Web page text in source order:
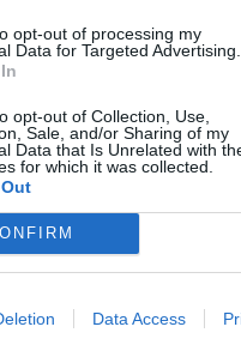
opt-out of processing my
Data for Targeted Advertising.
opt-out of Collection, Use,
Sale, and/or Sharing of my
Data that Is Unrelated with
for which it was collected.
Data Access
τραγωδία του Ευριπίδη
Ανατολικής Τάφρου
ΚΡΗΤΗ • ΜΑΤΙΕΣ ΣΤΟ ΠΑΡΕΛΘΟΝ
Έτσι ήταν το νοικοκυριό
σπιτιού τα παλιά τα
ΓΕΎΣΗ - ΨΥΧΑΓΩΓΊΑ
Kρητική βραδιά με τον
στον Ραβδούχα